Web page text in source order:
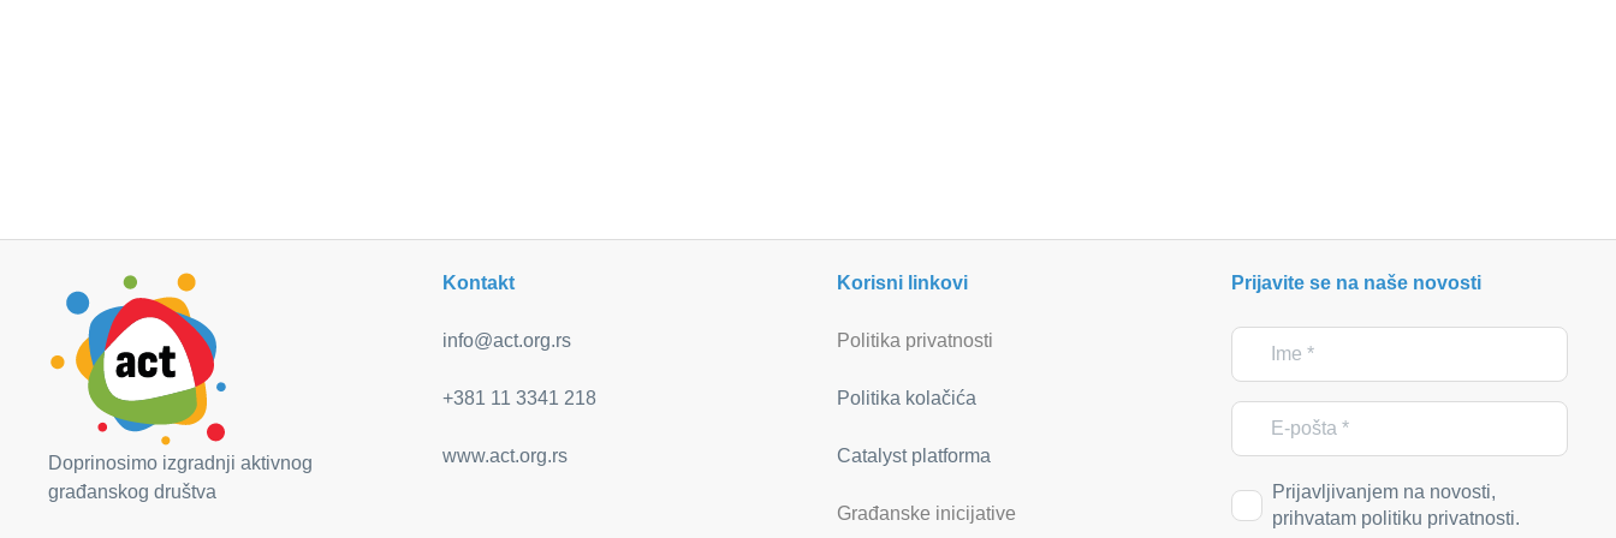
Doprinosimo izgradnji aktivnog
građanskog društva
Kontakt
info@act.org.rs
+381 11 3341 218
www.act.org.rs
Korisni linkovi
Politika privatnosti
Politika kolačića
Catalyst platforma
Građanske inicijative
Prijavite se na naše novosti
Prijavljivanjem na novosti,
prihvatam politiku privatnosti.